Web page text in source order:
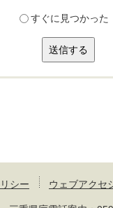
すぐに見つかった
シー ウェブアクセ